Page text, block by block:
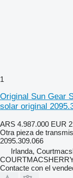
1
Original Sun Gear
solar original
ARS 4.987.000 EUR
Otra pieza de
2095.309.066
Irlanda,
Contacte con el